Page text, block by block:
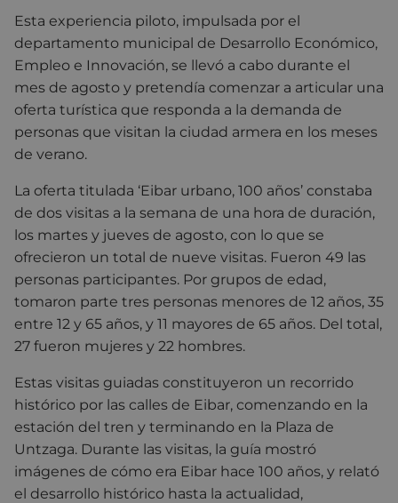
Esta experiencia piloto, impulsada por el
departamento municipal de Desarrollo Económico,
Empleo e Innovación, se llevó a cabo durante el
mes de agosto y pretendía comenzar a articular una
oferta turística que responda a la demanda de
personas que visitan la ciudad armera en los meses
de verano.
La oferta titulada ‘Eibar urbano, 100 años’ constaba
de dos visitas a la semana de una hora de duración,
los martes y jueves de agosto, con lo que se
ofrecieron un total de nueve visitas. Fueron 49 las
personas participantes. Por grupos de edad,
tomaron parte tres personas menores de 12 años, 35
entre 12 y 65 años, y 11 mayores de 65 años. Del total,
27 fueron mujeres y 22 hombres.
Estas visitas guiadas constituyeron un recorrido
histórico por las calles de Eibar, comenzando en la
estación del tren y terminando en la Plaza de
Untzaga. Durante las visitas, la guía mostró
imágenes de cómo era Eibar hace 100 años, y relató
el desarrollo histórico hasta la actualidad,